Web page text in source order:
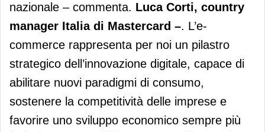
nazionale – commenta. Luca Corti, country
manager Italia di Mastercard ­­–. L’e-
commerce rappresenta per noi un pilastro
strategico dell’innovazione digitale, capace di
abilitare nuovi paradigmi di consumo,
sostenere la competitività delle imprese e
favorire uno sviluppo economico sempre più